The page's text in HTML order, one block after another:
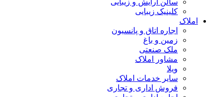
سالن آرایش و زیبایی
کلینیک زیبایی
املاک
اجاره اتاق و پانسیون
زمین و باغ
ملک صنعتی
مشاور املاک
ویلا
سایر خدمات املاک
فروش اداری و تجاری